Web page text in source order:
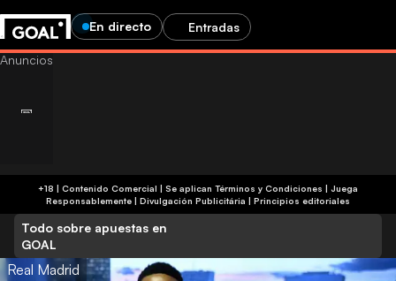
En directo Entradas
+18 | Contenido Comercial | Se aplican Términos y Condiciones | Juega
Responsablemente | Divulgación Publicitária | Principios editoriales
Todo sobre apuestas en
GOAL
Real Madrid